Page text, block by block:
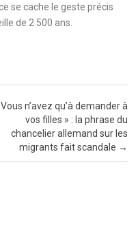
se cache le geste précis
de 2 500 ans.
Vous n’avez qu’à demander à
vos filles » : la phrase du
chancelier allemand sur les
migrants fait scandale →